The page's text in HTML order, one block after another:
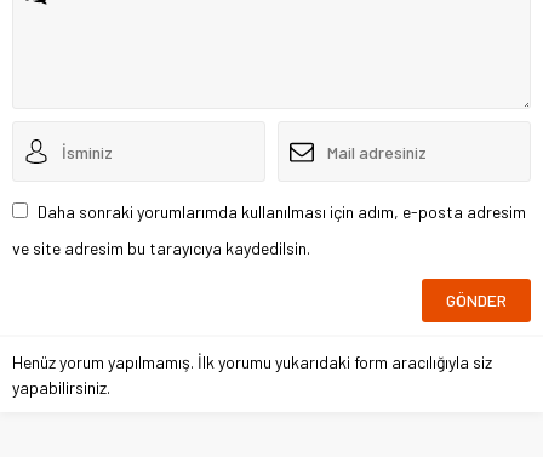
Daha sonraki yorumlarımda kullanılması için adım, e-posta adresim
ve site adresim bu tarayıcıya kaydedilsin.
Henüz yorum yapılmamış. İlk yorumu yukarıdaki form aracılığıyla siz
yapabilirsiniz.